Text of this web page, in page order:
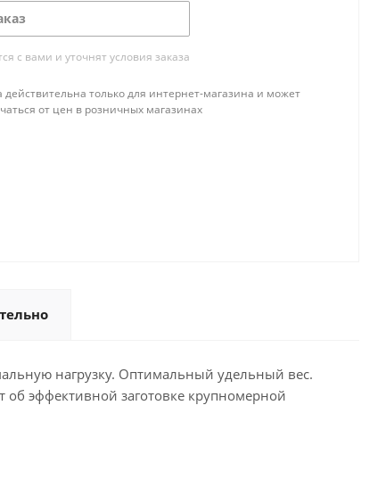
с вами и уточнят условия заказа
действительна только для интернет-магазина и может
от цен в розничных магазинах
нагрузку. Оптимальный удельный вес.
эффективной заготовке крупномерной